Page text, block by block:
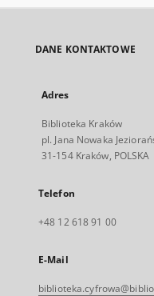
DANE KONTAKTOWE
Adres
Biblioteka Kraków
pl. Jana Nowaka
31-154 Kraków, POLSKA
Telefon
+48 12 618 91 00
E-Mail